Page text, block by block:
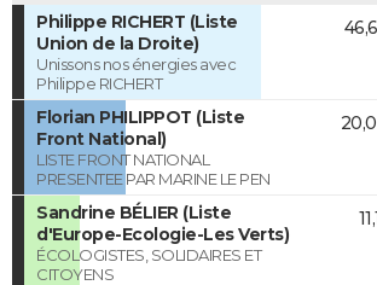
Philippe RICHERT (Liste
Union de la Droite)
Unissons nos énergies avec
Philippe RICHERT
Florian PHILIPPOT (Liste
Front National)
LISTE FRONT NATIONAL
PRESENTEE PAR MARINE LE PEN
Sandrine BÉLIER (Liste
d'Europe-Ecologie-Les Verts)
ÉCOLOGISTES, SOLIDAIRES ET
CITOYENS